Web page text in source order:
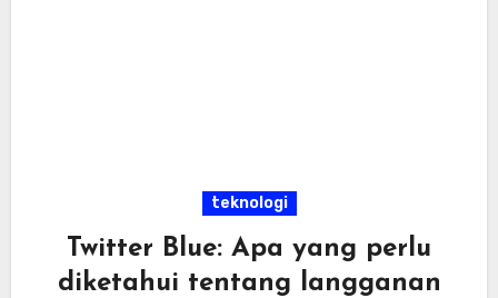
teknologi
Twitter Blue: Apa yang perlu
diketahui tentang langganan